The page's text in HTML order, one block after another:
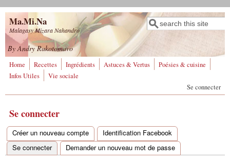
Aller au contenu principal
Ma.Mi.Na
Malagasy Mizara Nahandro
Formulaire de
recherche
Rechercher
By Andry Rakotomavo
Home Recettes Ingrédients Astuces & Vertus
Poésies & cuisine
Infos Utiles
Vie sociale
Se connecter
Se connecter
Onglets principaux
Créer un nouveau compte
Identification Facebook
Se connecter(onglet actif)
Demander un nouveau mot de passe